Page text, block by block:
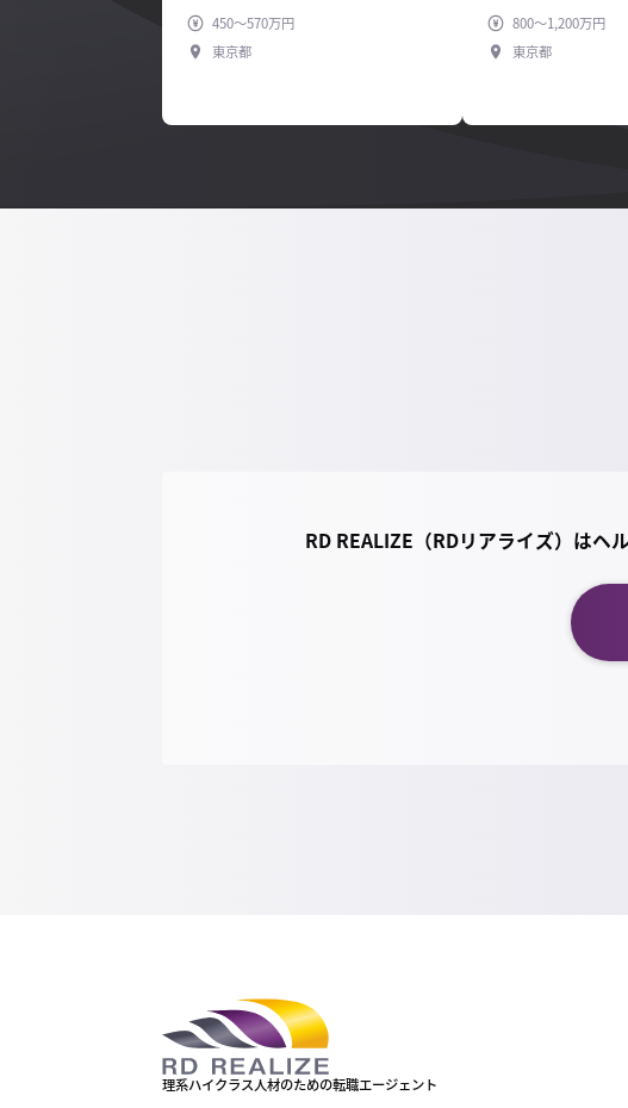
450～570万円
東京都
800～1,200万円
東京都
RD REALIZE（RDリアライズ）はヘ
理系ハイクラス人材のための転職エージェント